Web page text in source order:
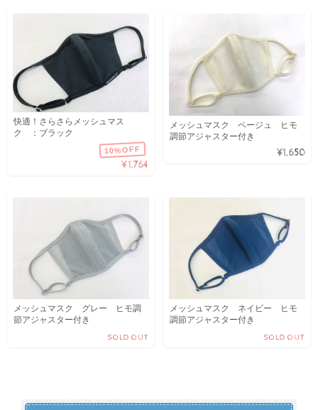
快適！さらさらメッシュマス
ク ：ブラック
10%OFF
¥1,764
メッシュマスク ベージュ ヒモ
調節アジャスター付き
¥1,650
メッシュマスク グレー ヒモ調
節アジャスター付き
SOLD OUT
メッシュマスク ネイビー ヒモ
調節アジャスター付き
SOLD OUT